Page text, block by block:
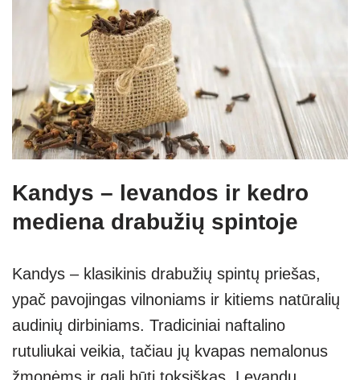
Kandys – levandos ir kedro
mediena drabužių spintoje
Kandys – klasikinis drabužių spintų priešas,
ypač pavojingas vilnoniams ir kitiems natūralių
audinių dirbiniams. Tradiciniai naftalino
rutuliukai veikia, tačiau jų kvapas nemalonus